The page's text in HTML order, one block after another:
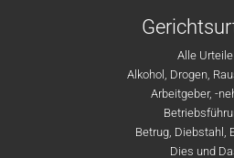
Alle Urteile
Alkohol, Drogen,
Arbeitgeber, -
Betrug, Diebstahl,
Dies und